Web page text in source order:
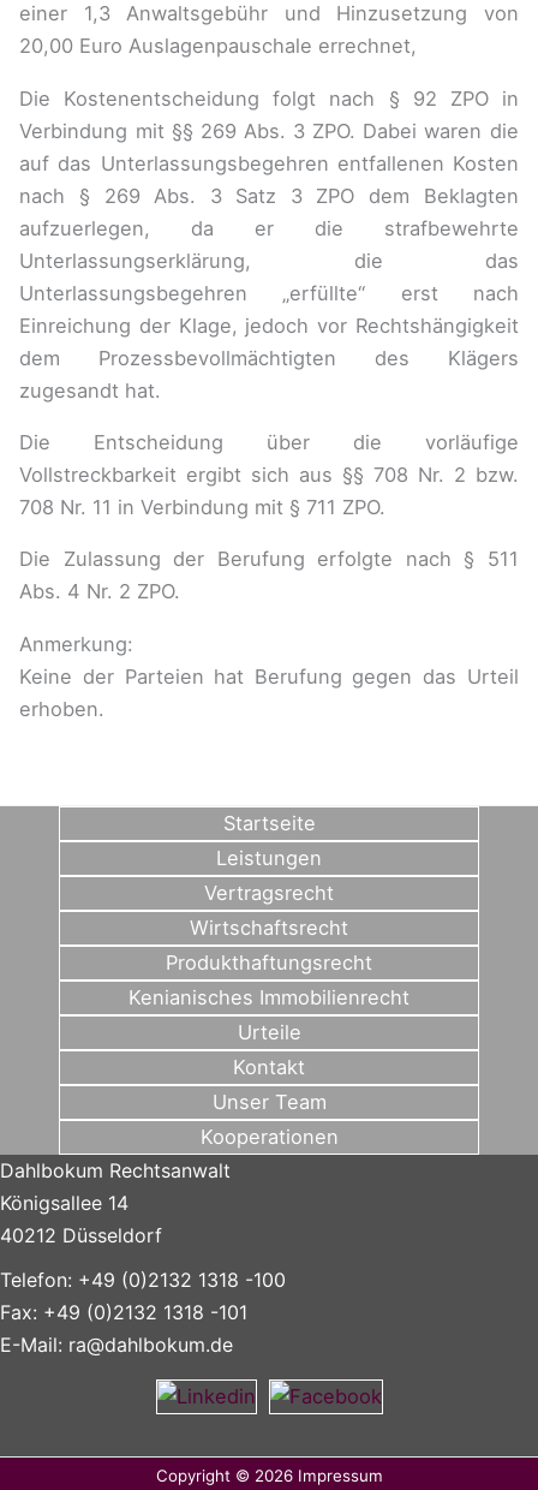
einer 1,3 Anwaltsgebühr und Hinzusetzung von
20,00 Euro Auslagenpauschale errechnet,
Die Kostenentscheidung folgt nach § 92 ZPO in
Verbindung mit §§ 269 Abs. 3 ZPO. Dabei waren die
auf das Unterlassungsbegehren entfallenen Kosten
nach § 269 Abs. 3 Satz 3 ZPO dem Beklagten
aufzuerlegen, da er die strafbewehrte
Unterlassungserklärung, die das
Unterlassungsbegehren „erfüllte“ erst nach
Einreichung der Klage, jedoch vor Rechtshängigkeit
dem Prozessbevollmächtigten des Klägers
zugesandt hat.
Die Entscheidung über die vorläufige
Vollstreckbarkeit ergibt sich aus §§ 708 Nr. 2 bzw.
708 Nr. 11 in Verbindung mit § 711 ZPO.
Die Zulassung der Berufung erfolgte nach § 511
Abs. 4 Nr. 2 ZPO.
Anmerkung:
Keine der Parteien hat Berufung gegen das Urteil
erhoben.
Startseite
Leistungen
Vertragsrecht
Wirtschaftsrecht
Produkthaftungsrecht
Kenianisches Immobilienrecht
Urteile
Kontakt
Unser Team
Kooperationen
Dahlbokum Rechtsanwalt
Königsallee 14
40212 Düsseldorf
Telefon: +49 (0)2132 1318 -100
Fax: +49 (0)2132 1318 -101
E-Mail: ra@dahlbokum.de
Copyright © 2026 Impressum